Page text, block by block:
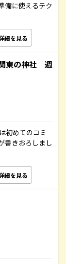
備に使えるテク
細を見る
東の神社 週
初めてのコミ
書きおろしまし
細を見る